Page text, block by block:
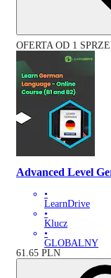
OFERTA OD 1
Advanced Level
•
LearnDrive
•
Klucz
•
GLOBALNY
61.65 PLN